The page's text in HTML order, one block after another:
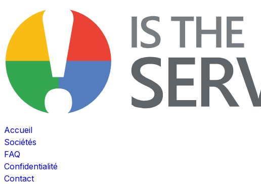
Accueil
Sociétés
FAQ
Confidentialité
Contact